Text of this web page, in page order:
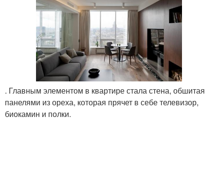
. Главным элементом в квартире стала стена, обшитая
панелями из ореха, которая прячет в себе телевизор,
биокамин и полки.